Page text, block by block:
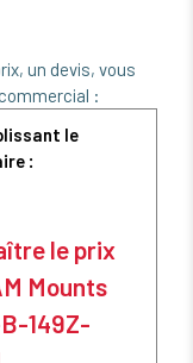
un devis, vous
:
le
:
le prix
Mounts
149Z-